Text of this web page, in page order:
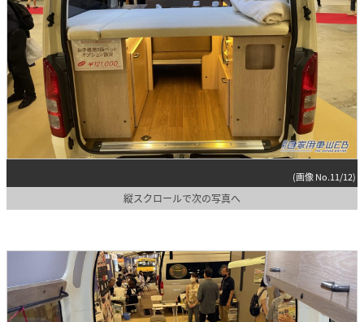
(画像 No.11/12)
縦スクロールで次の写真へ